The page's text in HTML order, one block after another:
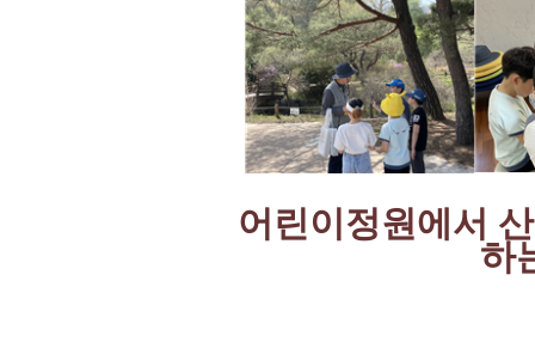
어린이정원에서
하